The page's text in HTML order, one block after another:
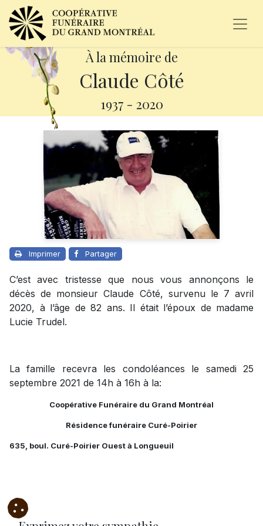
À la mémoire de
Claude Côté
1937 - 2020
Imprimer Partager
C’est avec tristesse que nous vous annonçons le
décès de monsieur Claude Côté, survenu le 7 avril
2020, à l’âge de 82 ans. Il était l’époux de madame
Lucie Trudel.
La famille recevra les condoléances le samedi 25
septembre 2021 de 14h à 16h à la:
Coopérative Funéraire du Grand Montréal
Résidence funéraire Curé-Poirier
635, boul. Curé-Poirier Ouest à Longueuil